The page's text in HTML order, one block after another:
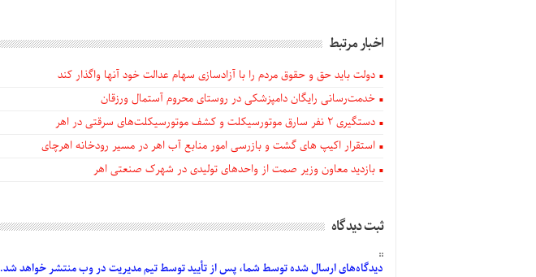
اخبار مرتبط
دولت باید حق و حقوق مردم را با آزادسازی سهام عدالت خود آنها واگذار کند
خدمت‌رسانی رایگان دامپزشکی در روستای محروم آستمال ورزقان
دستگيری ۲ نفر سارق موتورسیکلت و کشف موتورسیکلت‌های سرقتی در اهر
استقرار اکیپ های گشت و بازرسی امور منابع آب اهر در مسیر رودخانه اهرچای
بازدید معاون وزیر صمت از واحدهای تولیدی در شهرک صنعتی اهر
ثبت دیدگاه
دیدگاه‌هایارسالشدهتوسط شما، پس از تأییدتوسط تیم مدیریت در وب منتشر خواهد شد.